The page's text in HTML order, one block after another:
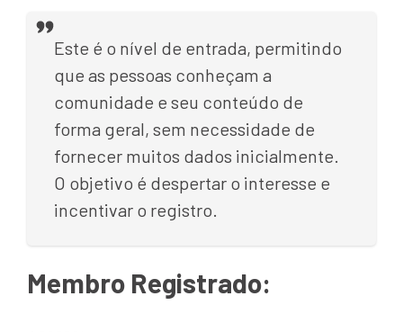
Este é o nível de entrada, permitindo
que as pessoas conheçam a
comunidade e seu conteúdo de
forma geral, sem necessidade de
fornecer muitos dados inicialmente.
O objetivo é despertar o interesse e
incentivar o registro.
Membro Registrado: